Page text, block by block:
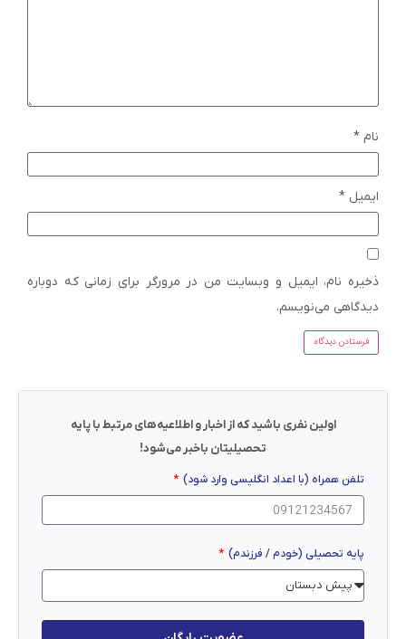
نام *
ایمیل *
ذخیره نام، ایمیل و وبسایت من در مرورگر برای زمانی که دوباره
دیدگاهی می‌نویسم.
اولین نفری باشید که از اخبار و اطلاعیه‌های مرتبط با پایه
تحصیلیتان باخبر می‌شود!
تلفن همراه (با اعداد انگلیسی وارد شود)
پایه تحصیلی (خودم / فرزندم)